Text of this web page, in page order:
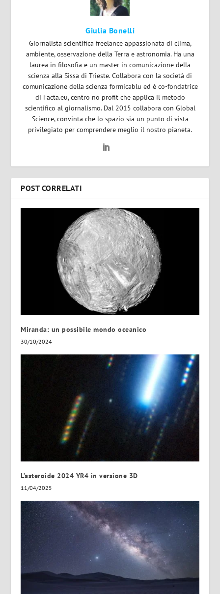
Giulia Bonelli
Giornalista scientifica freelance appassionata di clima,
ambiente, osservazione della Terra e astronomia. Ha una
laurea in filosofia e un master in comunicazione della
scienza alla Sissa di Trieste. Collabora con la società di
comunicazione della scienza formicablu ed è co-fondatrice
di Facta.eu, centro no profit che applica il metodo
scientifico al giornalismo. Dal 2015 collabora con Global
Science, convinta che lo spazio sia un punto di vista
privilegiato per comprendere meglio il nostro pianeta.
POST CORRELATI
Miranda: un possibile mondo oceanico
30/10/2024
L’asteroide 2024 YR4 in versione 3D
11/04/2025